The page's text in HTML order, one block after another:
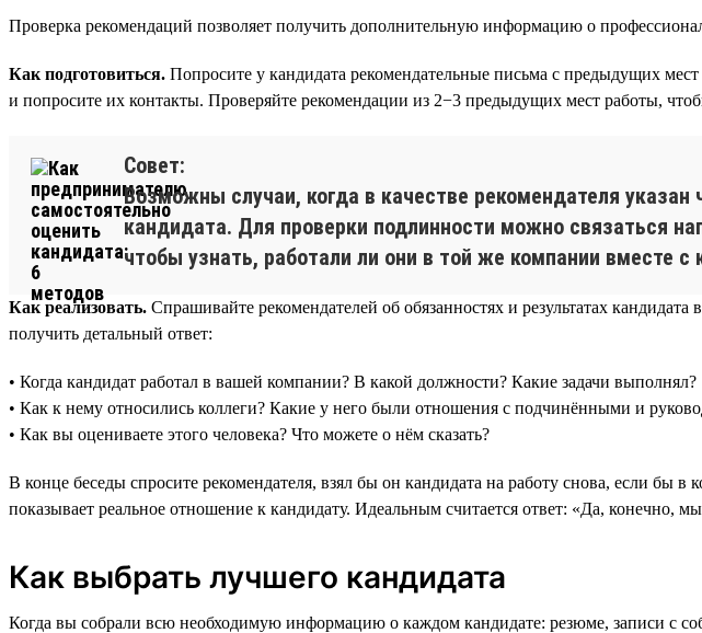
Проверка рекомендаций позволяет получить дополнительную информацию о
Как подготовиться. Попросите у кандидата рекомендательные письма с предыдущих
и попросите их контакты. Проверяйте рекомендации из 2−3 предыдущих мест работы,
Совет:
Возможны случаи, когда в качестве рекомендателя
кандидата. Для проверки подлинности можно связаться
чтобы узнать, работали ли они в той же компании вместе с
Как реализовать. Спрашивайте рекомендателей об обязанностях и результатах
получить детальный ответ:
• Когда кандидат работал в вашей компании? В какой должности? Какие задачи выполнял?
• Как к нему относились коллеги? Какие у него были отношения с подчинёнными и
• Как вы оцениваете этого человека? Что можете о нём сказать?
В конце беседы спросите рекомендателя, взял бы он кандидата на работу снова, если бы
показывает реальное отношение к кандидату. Идеальным считается ответ: «Да, конечно,
Как выбрать лучшего кандидата
Когда вы собрали всю необходимую информацию о каждом кандидате: резюме, записи с